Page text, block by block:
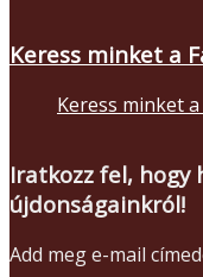
Keress minket a
Keress minket
Iratkozz fel, hogy
újdonságainkról!
Add meg e-mail